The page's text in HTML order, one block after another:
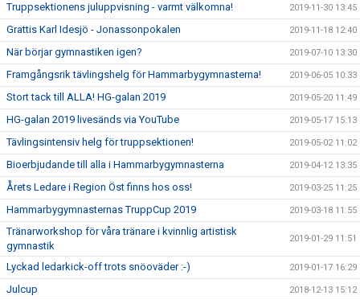
Truppsektionens juluppvisning - varmt välkomna! 2019-11-30 13:45
Grattis Karl Idesjö - Jonassonpokalen 2019-11-18 12:40
När börjar gymnastiken igen? 2019-07-10 13:30
Framgångsrik tävlingshelg för Hammarbygymnasterna! 2019-06-05 10:33
Stort tack till ALLA! HG-galan 2019 2019-05-20 11:49
HG-galan 2019 livesänds via YouTube 2019-05-17 15:13
Tävlingsintensiv helg för truppsektionen! 2019-05-02 11:02
Bioerbjudande till alla i Hammarbygymnasterna 2019-04-12 13:35
Årets Ledare i Region Öst finns hos oss! 2019-03-25 11:25
Hammarbygymnasternas TruppCup 2019 2019-03-18 11:55
Tränarworkshop för våra tränare i kvinnlig artistisk
gymnastik
2019-01-29 11:51
Lyckad ledarkick-off trots snöoväder :-) 2019-01-17 16:29
Julcup 2018-12-13 15:12